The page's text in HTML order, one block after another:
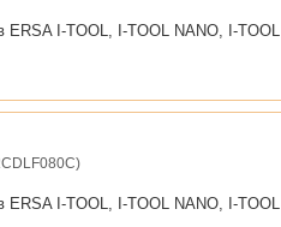
ERSA I-TOOL, I-TOOL NANO, I-TOOL
ERSA I-TOOL, I-TOOL NANO, I-TOOL